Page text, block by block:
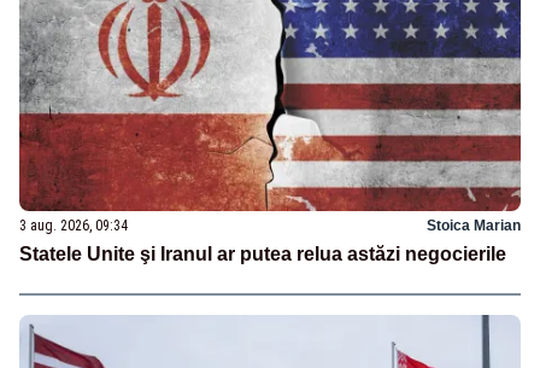
3 aug. 2026, 09:34 Stoica Marian
Statele Unite şi Iranul ar putea relua astăzi negocierile